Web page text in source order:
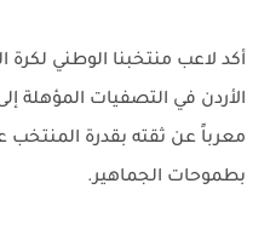
أكد لاعب منتخبنا الوطني
الأردن في التصفيات المؤهلة
معرباً عن ثقته بقدرة
بطموحات الجماهير.